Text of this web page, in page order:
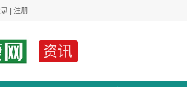
| 注册
资讯